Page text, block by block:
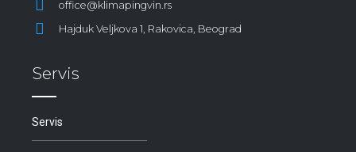
office@klimapingvin.rs
Hajduk Veljkova 1, Rakovica, Beograd
Servis
Servis